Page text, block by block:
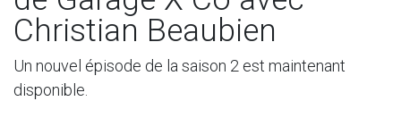
Christian Beaubien
Un nouvel épisode de la saison 2 est maintenant
disponible.